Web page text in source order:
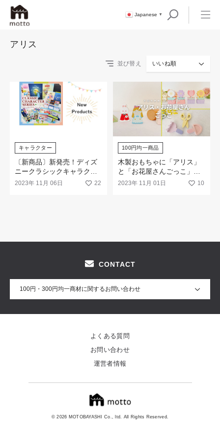
Japanese ▼
アリス
並び替え いいね順
キャラクター
〔新商品〕新発売！ディズ
ニークラシックキャラクタ
ーシリーズ♪
2023年 11月 06日 22
100円均一商品
木製おもちゃに「アリス」
と「お花屋さんごっこ」が
ラインナップ！
2023年 11月 01日 10
CONTACT
100円・300円均一商材に関するお問い合わせ
© 2026 MOTOBAYASHI Co., ltd. All Rights Reserved.
よくある質問
お問い合わせ
運営者情報